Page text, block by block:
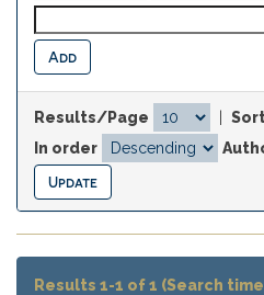
Results/Page
In order
Results 1-1 of 1 (Search